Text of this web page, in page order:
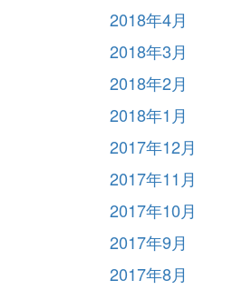
2018年4月
2018年3月
2018年2月
2018年1月
2017年12月
2017年11月
2017年10月
2017年9月
2017年8月